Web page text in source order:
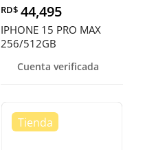
RD$ 44,495
IPHONE 15 PRO MAX
256/512GB
OFERTA
Cuenta verificada